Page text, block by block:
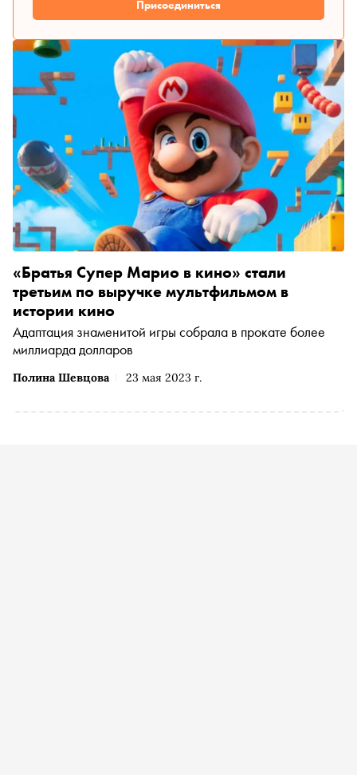
Присоединиться
Полина Шевцова 23 мая 2023 г.
«Братья Супер Марио в кино» стали
третьим по выручке мультфильмом в
истории кино
Адаптация знаменитой игры собрала в прокате более
миллиарда долларов